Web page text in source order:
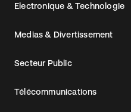
Electronique & Technologie
Medias & Divertissement
Secteur Public
Télécommunications